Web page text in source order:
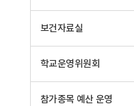
보건자료실
학교운영위원회
참가종목 예산 운영